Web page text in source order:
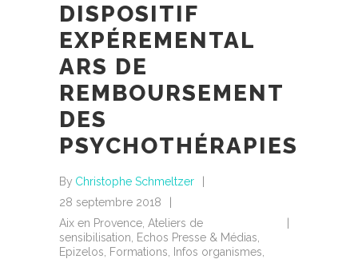
DISPOSITIF
EXPÉREMENTAL
ARS DE
REMBOURSEMENT
DES
PSYCHOTHÉRAPIES
By Christophe Schmeltzer
28 septembre 2018
Aix en Provence Ateliers de
sensibilisation
Echos Presse & Médias
Epizelos
Formations Infos organismes